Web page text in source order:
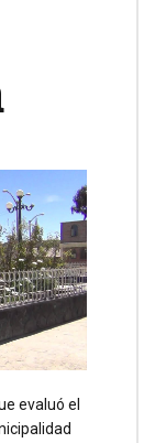
evaluó el